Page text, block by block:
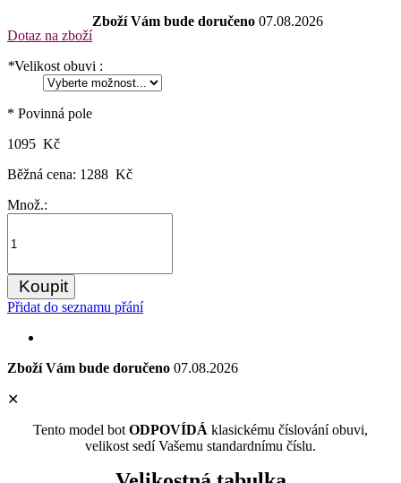
Dotaz na zboží
Zboží Vám bude doručeno 07.08.2026
*Velikost obuvi :
* Povinná pole
1095 Kč
Běžná cena: 1288 Kč
Množ.:
Koupit
Přidat do seznamu přání
Zboží Vám bude doručeno 07.08.2026
✕
Tento model bot ODPOVÍDÁ klasickému číslování obuvi,
velikost sedí Vašemu standardnímu číslu.